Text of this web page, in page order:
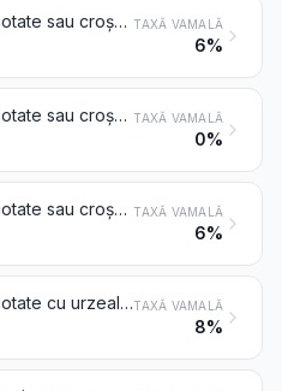
Materiale tricotate sau croșetate cu o lățime de maximum 30 cm, care conțin minimum 5 % din greutate fire din elastomeri sau fire din cauciuc, altele decât cele de la poziția 6001 TAXĂ VAMALĂ
6%
Materiale tricotate sau croșetate cu o lățime de maximum 30 cm, altele decât cele de la pozițiile 6001 și 6002 TAXĂ VAMALĂ
0%
Materiale tricotate sau croșetate cu o lățime de peste 30 cm, care conțin minimum 5 % din greutate fire din elastomeri sau fire din cauciuc, altele decât cele de la poziția 6001 TAXĂ VAMALĂ
6%
Materiale tricotate cu urzeală (inclusiv cele obținute pe mașini de produs panglici), altele decât cele de la pozițiile 6001-6004TAXĂ VAMALĂ
8%